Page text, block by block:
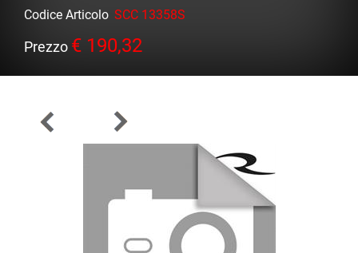
Codice Articolo SCC 13358S
Prezzo € 190,32